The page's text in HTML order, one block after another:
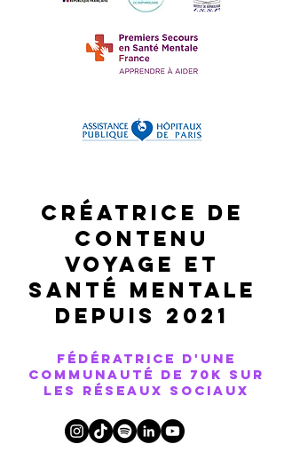
cRÉATRICE DE
CONTENu
voyage et
SANTÉ MENTALE
DEPUIS 2021
fédératrice d'Une
communauté de 70K sur
les réseaux sociaux